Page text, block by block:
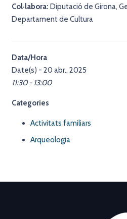
Col·labora: Diputació de Girona,
Departament de Cultura
Data/Hora
Date(s) - 20 abr., 2025
11:30 - 13:00
Categories
Activitats familiars
Arqueologia